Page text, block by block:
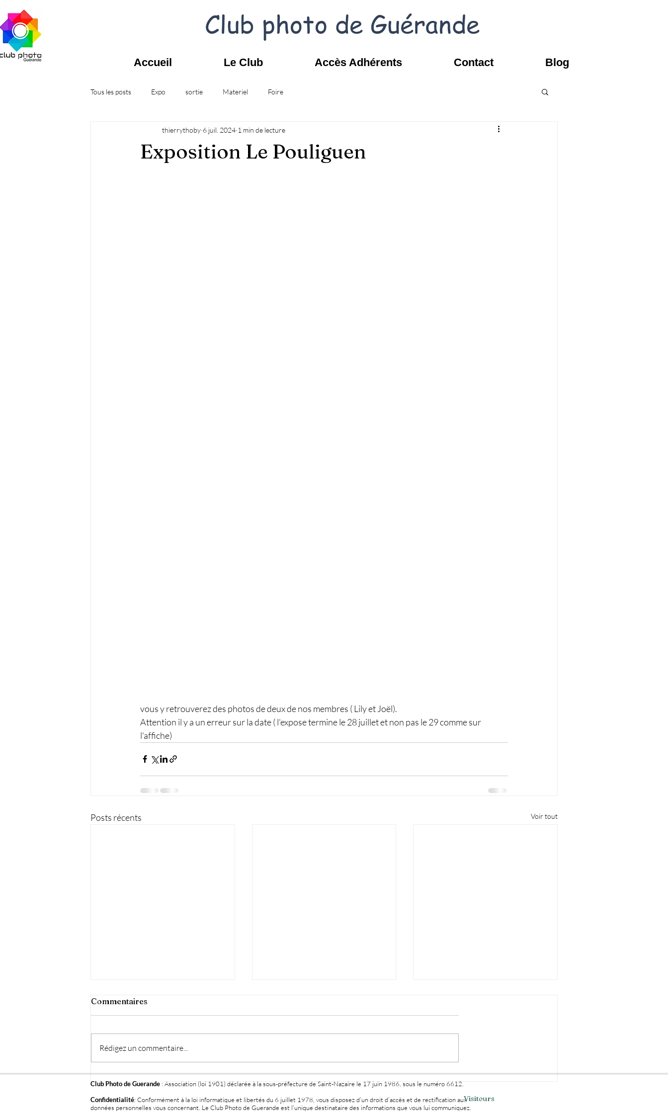
Club photo de Guérande
Accueil Le Club Accès Adhérents Contact Blog
Tous les posts Expo sortie Materiel Foire
Exposition Le Pouliguen
thierrythoby 6 juil. 2024 1 min de lecture
vous y retrouverez des photos de deux de nos membres ( Lily et Joël).
Attention il y a un erreur sur la date ( l'expose termine le 28 juillet et non pas le 29 comme sur
l'affiche)
Posts récents Voir tout
exposition '' Au quatre
coins du temps''
EXPOSITION JANIE
FOURNET
Commentaires
Rédigez un commentaire...
Club Photo de Guerande : Association (loi 1901) déclarée à la sous-préfecture de Saint-Nazaire le 17 juin 1986, sous le numéro 6612.
Confidentialité: Conformément à la loi informatique et libertés du 6 juillet 1978, vous disposez d’un droit d’accès et de rectification aux
données personnelles vous concernant. Le Club Photo de Guerande est l’unique destinataire des informations que vous lui communiquez.
Visiteurs